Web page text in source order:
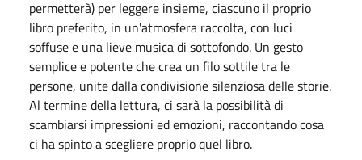
permetterà) per leggere insieme, ciascuno il proprio
libro preferito, in un'atmosfera raccolta, con luci
soffuse e una lieve musica di sottofondo. Un gesto
semplice e potente che crea un filo sottile tra le
persone, unite dalla condivisione silenziosa delle storie.
Al termine della lettura, ci sarà la possibilità di
scambiarsi impressioni ed emozioni, raccontando cosa
ci ha spinto a scegliere proprio quel libro.